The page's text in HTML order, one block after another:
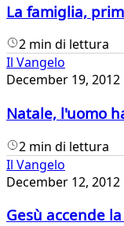
La famiglia,
2 min di lettura
Il Vangelo
December 19, 2012
Natale, l'uomo
2 min di lettura
Il Vangelo
December 12, 2012
Gesù accende